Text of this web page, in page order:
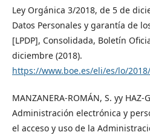
Ley Orgánica 3/2018, de 5 de
Datos Personales y garantía de
[LPDP], Consolidada, Boletín
diciembre (2018).
https://www.boe.es/eli/es/lo/
MANZANERA-ROMÁN, S. yy HAZ-
Administración electrónica y
el acceso y uso de la